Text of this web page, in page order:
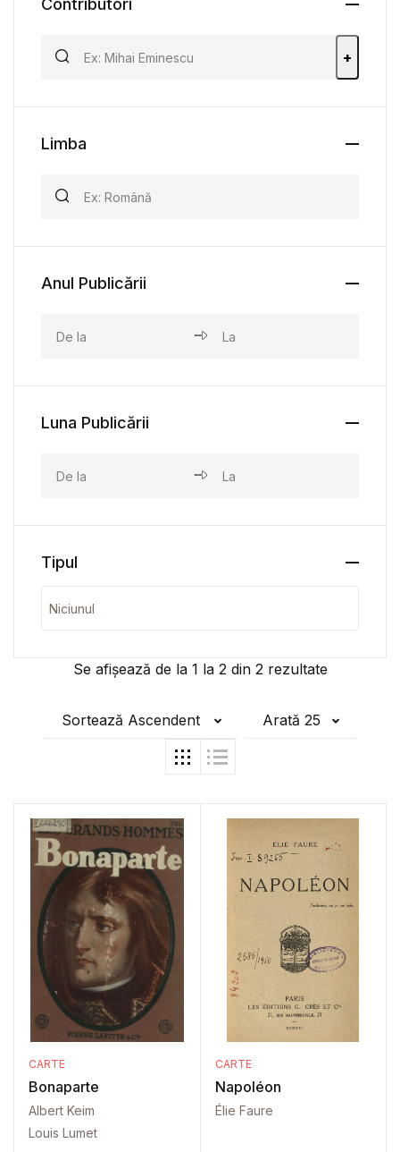
Se afișează de la 1 la 2din 2rezultate
Sortează Ascendent Arată 25
CARTE
Bonaparte
Albert Keim
Louis Lumet
CARTE
Napoléon
Élie Faure
Contributori
+
Limba
Anul Publicării
Luna Publicării
Tipul